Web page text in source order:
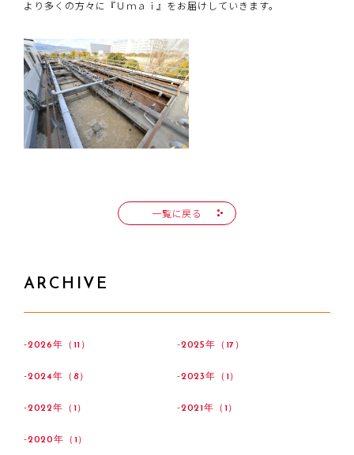
ARCHIVE
2026年（11） 2025年（17）
2024年（8） 2023年（1）
2022年（1） 2021年（1）
2020年（1）
より多くの方々に『Ｕｍａｉ』をお届けしていきます。
一覧に戻る